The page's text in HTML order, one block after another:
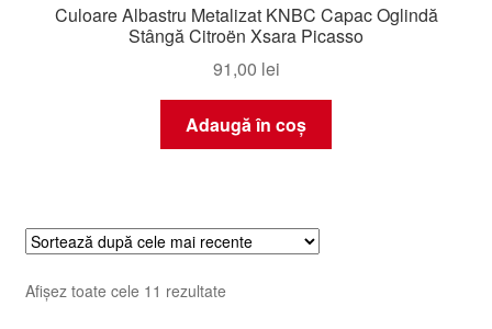
Culoare Albastru Metalizat KNBC Capac Oglindă
Stângă Citroën Xsara Picasso
91,00 lei
Adaugă în coș
Afișez toate cele 11 rezultateSortat